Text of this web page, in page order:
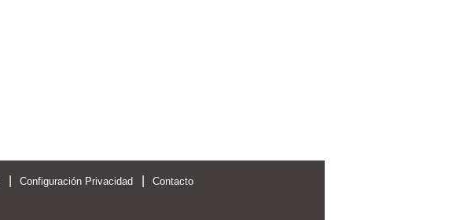
Configuración Privacidad Contacto